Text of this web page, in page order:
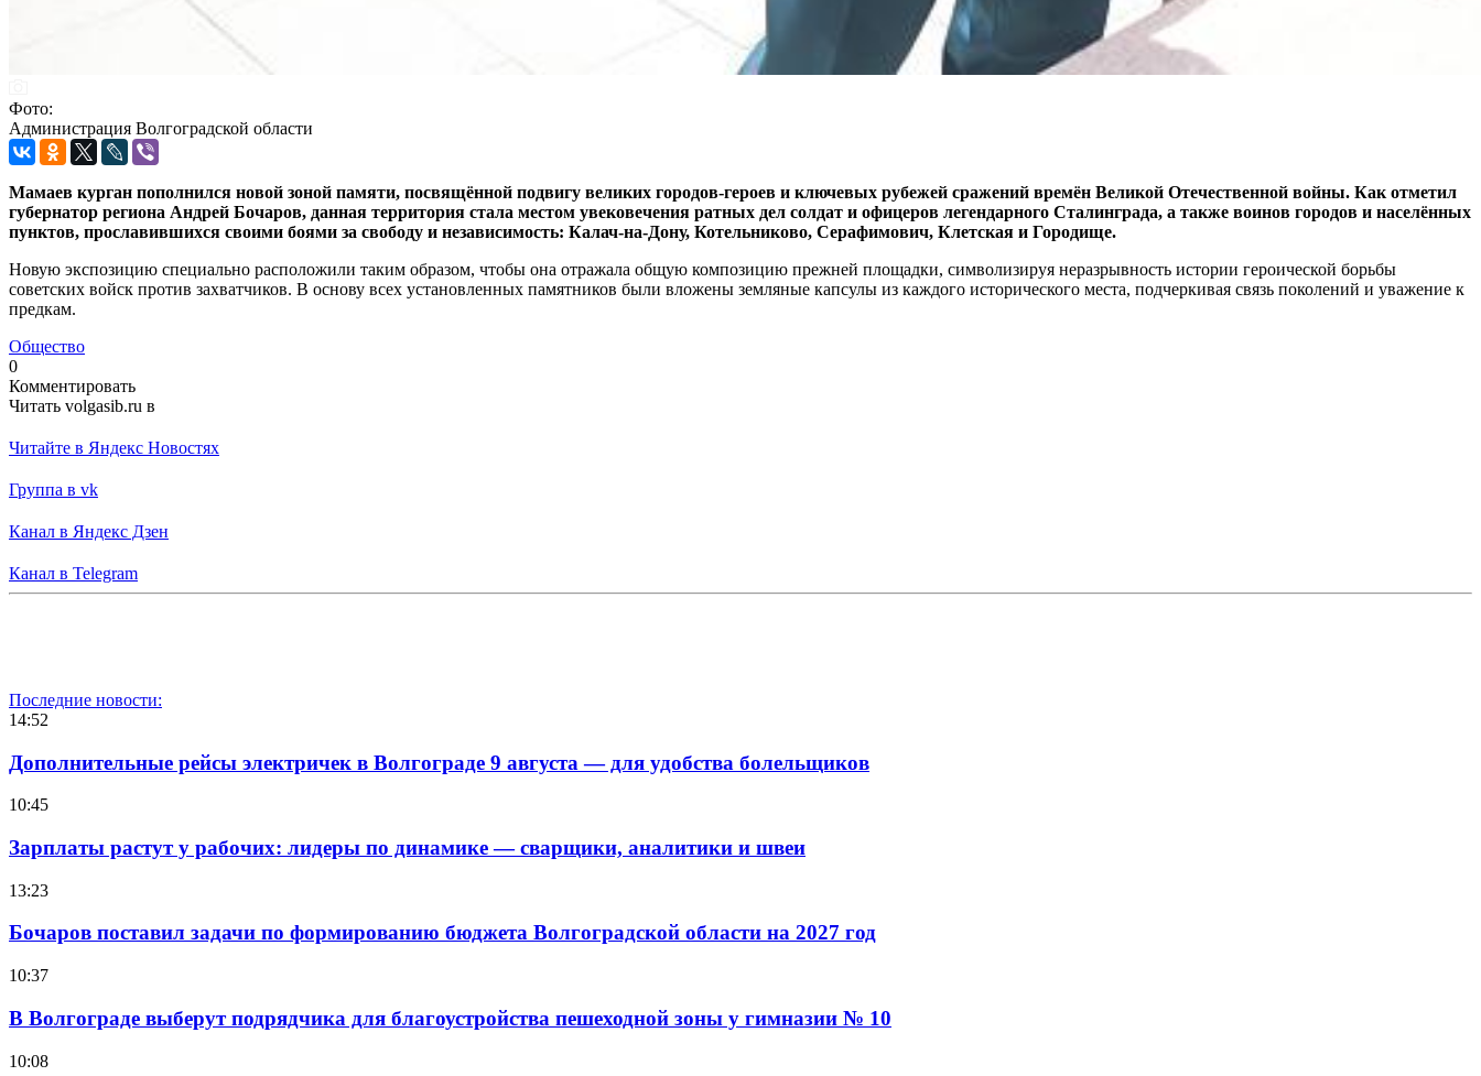
Фото:
Администрация Волгоградской области
Мамаев курган пополнился новой зоной памяти, посвящённой подвигу великих городов-героев и ключевых рубежей сражений времён Великой Отечественной войны. Как отметил
губернатор региона Андрей Бочаров, данная территория стала местом увековечения ратных дел солдат и офицеров легендарного Сталинграда, а также воинов городов и населённых
пунктов, прославившихся своими боями за свободу и независимость: Калач-на-Дону, Котельниково, Серафимович, Клетская и Городище.
Новую экспозицию специально расположили таким образом, чтобы она отражала общую композицию прежней площадки, символизируя неразрывность истории героической борьбы
советских войск против захватчиков. В основу всех установленных памятников были вложены земляные капсулы из каждого исторического места, подчеркивая связь поколений и уважение к
предкам.
Общество
0
Комментировать
Читать volgasib.ru в
Читайте в Яндекс Новостях
Группа в vk
Канал в Яндекс Дзен
Канал в Telegram
Последние новости:
14:52
Дополнительные рейсы электричек в Волгограде 9 августа — для удобства болельщиков
10:45
Зарплаты растут у рабочих: лидеры по динамике — сварщики, аналитики и швеи
13:23
Бочаров поставил задачи по формированию бюджета Волгоградской области на 2027 год
10:37
В Волгограде выберут подрядчика для благоустройства пешеходной зоны у гимназии № 10
10:08